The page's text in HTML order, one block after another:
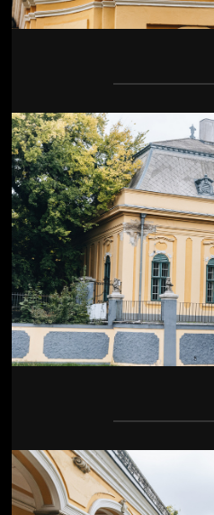
Jön
Jön